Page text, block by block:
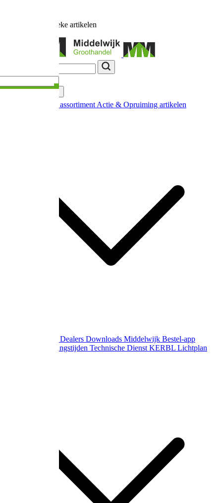
unieke artikelen
Nieuw in ons assortiment Actie & Opruiming artikelen
Dealers Downloads Middelwijk Bestel-app
Gewijzigde openingstijden Technische Dienst KERBL Lichtplan